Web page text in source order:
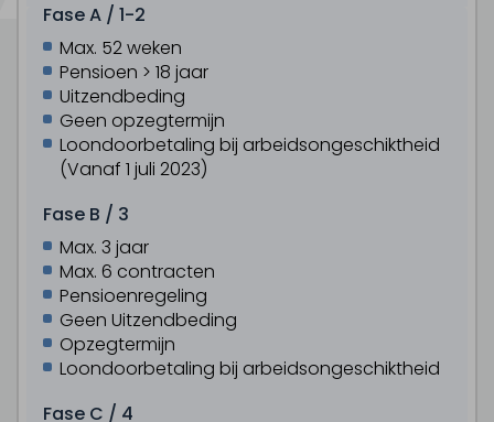
Fase A / 1-2
Max. 52 weken
Pensioen > 18 jaar
Uitzendbeding
Geen opzegtermijn
Loondoorbetaling bij arbeidsongeschiktheid
(Vanaf 1 juli 2023)
Fase B / 3
Max. 3 jaar
Max. 6 contracten
Pensioenregeling
Geen Uitzendbeding
Opzegtermijn
Loondoorbetaling bij arbeidsongeschiktheid
Fase C / 4